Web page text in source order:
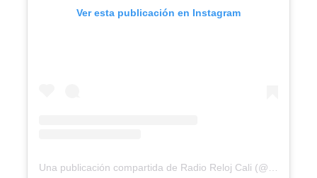
Ver esta publicación en Instagram
Una publicación compartida de Radio Reloj Cali (@radiorelojcali)